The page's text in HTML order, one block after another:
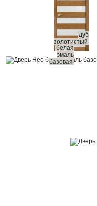
дуб
золотистый
белая
эмаль
базовая